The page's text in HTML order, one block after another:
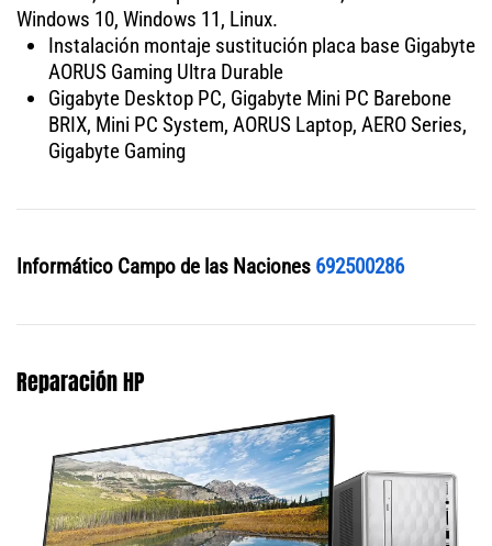
Windows 10, Windows 11, Linux.
Instalación montaje sustitución placa base Gigabyte
AORUS Gaming Ultra Durable
Gigabyte Desktop PC, Gigabyte Mini PC Barebone
BRIX, Mini PC System, AORUS Laptop, AERO Series,
Gigabyte Gaming
Informático Campo de las Naciones 692500286
Reparación HP